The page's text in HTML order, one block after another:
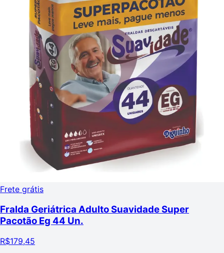
Frete grátis
Fralda Geriátrica Adulto Suavidade Super
Pacotão Eg 44 Un.
R$179,45